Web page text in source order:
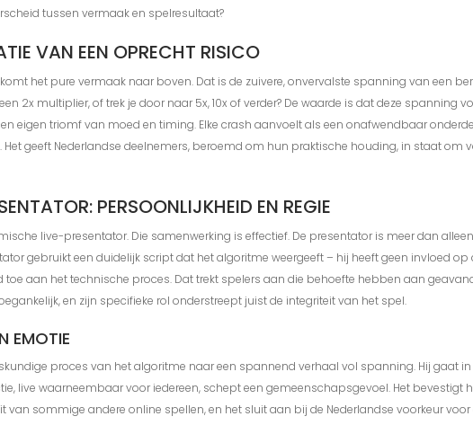
tussen vermaak en spelresultaat?
VAN EEN OPRECHT RISICO
het pure vermaak naar boven. Dat is de zuivere, onvervalste spanning van een
2x multiplier, of trek je door naar 5x, 10x of verder? De waarde is dat deze spanning
eigen triomf van moed en timing. Elke crash aanvoelt als een onafwendbaar
geeft Nederlandse deelnemers, beroemd om hun praktische houding, in staat om
PERSOONLIJKHEID EN REGIE
live-presentator. Die samenwerking is effectief. De presentator is meer dan
gebruikt een duidelijk script dat het algoritme weergeeft – hij heeft geen invloed op
toe aan het technische proces. Dat trekt spelers aan die behoefte hebben aan
en zijn specifieke rol onderstreept juist de integriteit van het spel.
EMOTIE
proces van het algoritme naar een spannend verhaal vol spanning. Hij gaat
live waarneembaar voor iedereen, schept een gemeenschapsgevoel. Het bevestigt
van sommige andere online spellen, en het sluit aan bij de Nederlandse voorkeur